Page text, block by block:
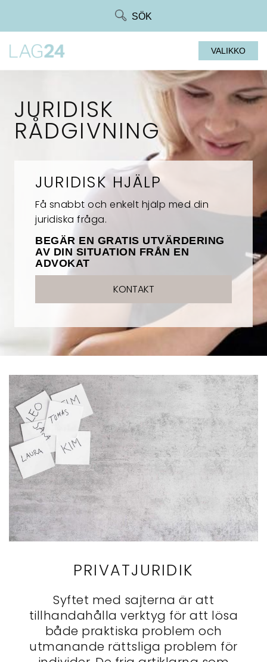
SÖK
VALIKKO
JURIDISK
RÅDGIVNING
JURIDISK HJÄLP
Få snabbt och enkelt hjälp med din
juridiska fråga.
BEGÄR EN GRATIS UTVÄRDERING
AV DIN SITUATION FRÅN EN
ADVOKAT
KONTAKT
PRIVATJURIDIK
Syftet med sajterna är att
tillhandahålla verktyg för att lösa
både praktiska problem och
utmanande rättsliga problem för